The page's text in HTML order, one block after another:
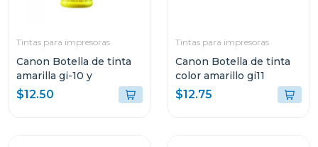
Tintas para impresoras
Canon Botella de tinta
amarilla gi-10 y
$12.50
Tintas para impresoras
Canon Botella de tinta
color amarillo gi11
$12.75